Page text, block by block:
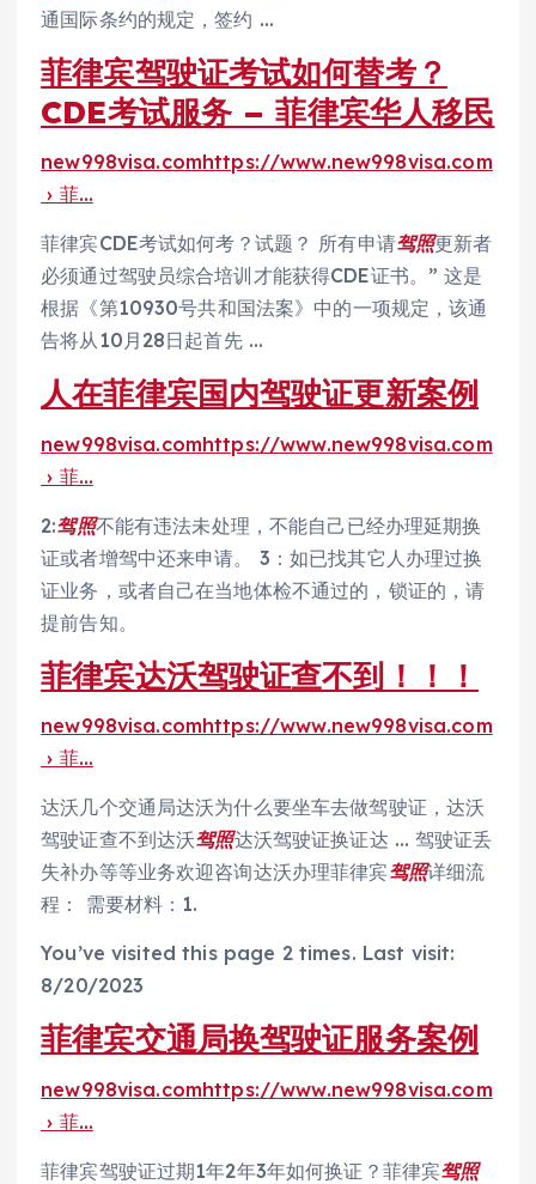
通国际条约的规定，签约 …
菲律宾驾驶证考试如何替考？
CDE考试服务 – 菲律宾华人移民
new998visa.comhttps://www.new998visa.com
› 菲…
菲律宾CDE考试如何考？试题？ 所有申请驾照更新者
必须通过驾驶员综合培训才能获得CDE证书。” 这是
根据《第10930号共和国法案》中的一项规定，该通
告将从10月28日起首先 …
人在菲律宾国内驾驶证更新案例
new998visa.comhttps://www.new998visa.com
› 菲…
2:驾照不能有违法未处理，不能自己已经办理延期换
证或者增驾中还来申请。 3：如已找其它人办理过换
证业务，或者自己在当地体检不通过的，锁证的，请
提前告知。
菲律宾达沃驾驶证查不到！！！
new998visa.comhttps://www.new998visa.com
› 菲…
达沃几个交通局达沃为什么要坐车去做驾驶证，达沃
驾驶证查不到达沃驾照达沃驾驶证换证达 … 驾驶证丢
失补办等等业务欢迎咨询达沃办理菲律宾驾照详细流
程： 需要材料：1.
You’ve visited this page 2 times. Last visit:
8/20/2023
菲律宾交通局换驾驶证服务案例
new998visa.comhttps://www.new998visa.com
› 菲…
菲律宾驾驶证过期1年2年3年如何换证？菲律宾驾照